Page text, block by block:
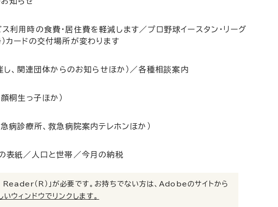
用時の食費・居住費を軽減します／プロ野球イースタン・リーグ
カードの交付場所が変わります
し、関連団体からのお知らせほか）／各種相談案内
桐生っ子ほか）
病診療所、救急病院案内テレホンほか）
表紙／人口と世帯／今月の納税
（R）」が必要です。お持ちでない方は、Adobeのサイトから
ウィンドウでリンクします。